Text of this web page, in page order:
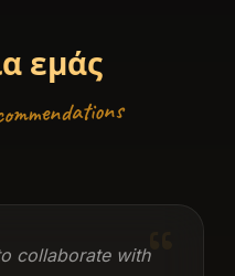
εμάς
collaborate with